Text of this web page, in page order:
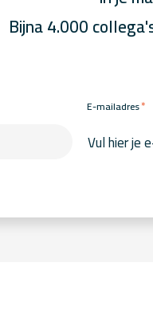
Bijna 4.000
E-mailadres*